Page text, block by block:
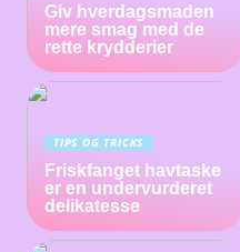
Giv hverdagsmaden
mere smag med de
rette krydderier
TIPS OG TRICKS
Friskfanget havtaske
er en undervurderet
delikatesse